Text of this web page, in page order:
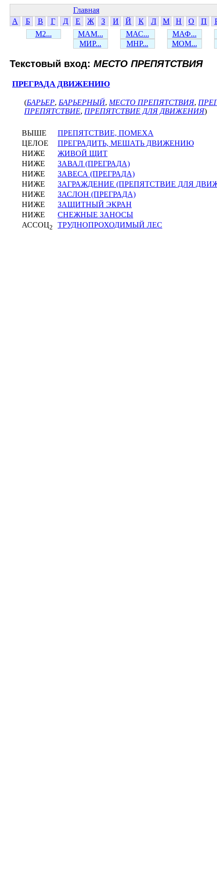
Главная
А
Б В Г Д Е Ж З И Й К Л М Н О П
М2...
МАМ... МАС...
МАФ...
МИР...
МНР... МОМ...
Текстовый вход: МЕСТО ПРЕПЯТСТВИЯ
ПРЕГРАДА ДВИЖЕНИЮ
(БАРЬЕР, БАРЬЕРНЫЙ, МЕСТО ПРЕПЯТСТВИЯ,
ПРЕПЯТСТВИЕ, ПРЕПЯТСТВИЕ ДЛЯ ДВИЖЕНИЯ)
ВЫШЕ
ПРЕПЯТСТВИЕ, ПОМЕХА
ЦЕЛОЕ
ПРЕГРАДИТЬ, МЕШАТЬ ДВИЖЕНИЮ
НИЖЕ
ЖИВОЙ ЩИТ
НИЖЕ
ЗАВАЛ (ПРЕГРАДА)
НИЖЕ
ЗАВЕСА (ПРЕГРАДА)
НИЖЕ
ЗАГРАЖДЕНИЕ (ПРЕПЯТСТВИЕ ДЛЯ
НИЖЕ
ЗАСЛОН (ПРЕГРАДА)
НИЖЕ
ЗАЩИТНЫЙ ЭКРАН
НИЖЕ
СНЕЖНЫЕ ЗАНОСЫ
АССОЦ2 ТРУДНОПРОХОДИМЫЙ ЛЕС